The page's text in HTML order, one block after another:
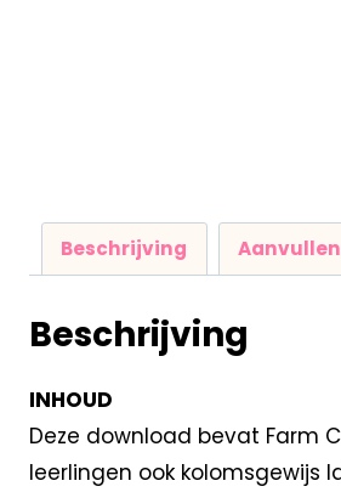
Beschrijving
Beschrijving
INHOUD
Deze download bevat Farm
leerlingen ook kolomsgewijs